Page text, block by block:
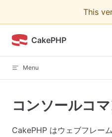
This
CakePHP
Menu
コンソールコ
CakePHP はウェブフレー